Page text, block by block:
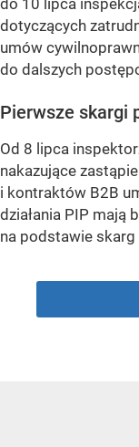
do 10 lipca
dotyczących
umów
do dalszych
Pierwsze skargi
Od 8 lipca
nakazujące
i kontraktów B2B
działania PIP mają
na podstawie skarg